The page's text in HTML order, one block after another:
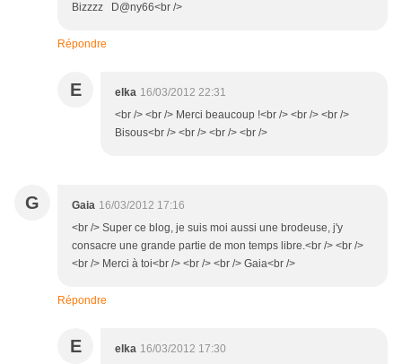
Bizzzz D@ny66<br />
Répondre
E elka 16/03/2012 22:31
<br /> <br /> Merci beaucoup !<br /> <br /> <br />
Bisous<br /> <br /> <br /> <br />
G Gaia 16/03/2012 17:16
<br /> Super ce blog, je suis moi aussi une brodeuse, j'y
consacre une grande partie de mon temps libre.<br /> <br />
<br /> Merci à toi<br /> <br /> <br /> Gaia<br />
Répondre
E elka 16/03/2012 17:30